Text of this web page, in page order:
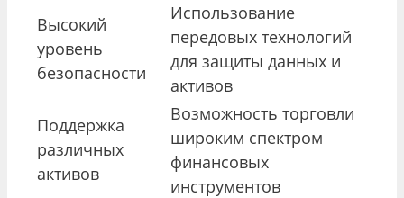
Высокий
уровень
безопасности
Использование
передовых технологий
для защиты данных и
активов
Поддержка
различных
активов
Возможность торговли
широким спектром
финансовых
инструментов